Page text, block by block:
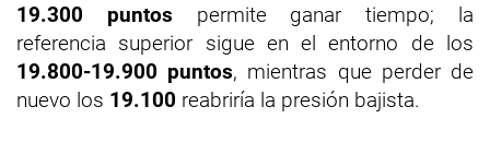
19.300 puntos permite ganar tiempo; la
referencia superior sigue en el entorno de los
19.800-19.900 puntos, mientras que perder de
nuevo los 19.100 reabriría la presión bajista.